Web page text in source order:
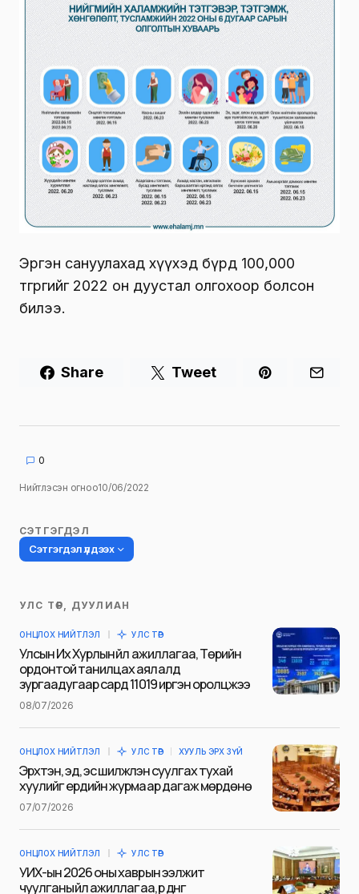
Эргэн сануулахад хүүхэд бүрд 100,000
төгрөгийг 2022 он дуустал олгохоор болсон
билээ.
Share Tweet
0
Нийтлэсэн огноо10/06/2022
СЭТГЭГДЭЛ
Сэтгэгдэл үлдээх
Таны имэйл хаягийг нийтлэхгүй.
Шаардлагатай талбаруудыг *гэж
тэмдэглэсэн
Сэтгэгдэл*
УЛС ТӨР, ДУУЛИАН
ОНЦЛОХ НИЙТЛЭЛ УЛС ТӨР
Улсын Их Хурлын үйл ажиллагаа, Төрийн
ордонтой танилцах аялалд
зургаадугаар сард 11019 иргэн оролцжээ
08/07/2026
ОНЦЛОХ НИЙТЛЭЛ УЛС ТӨР ХУУЛЬ ЭРХ ЗҮЙ
Эрхтэн, эд, эс шилжүүлэн суулгах тухай
хуулийг ердийн журмаар дагаж мөрдөнө
07/07/2026
ОНЦЛОХ НИЙТЛЭЛ УЛС ТӨР
УИХ-ын 2026 оны хаврын ээлжит
чуулганы үйл ажиллагаа, үр дүнг